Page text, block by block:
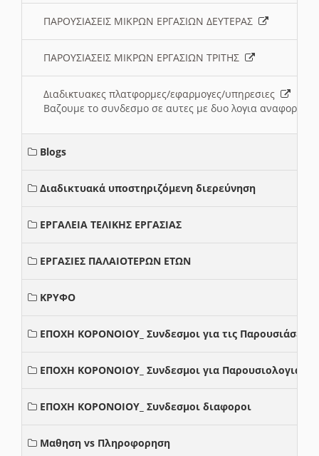
ΠΑΡΟΥΣΙΑΣΕΙΣ ΜΙΚΡΩΝ ΕΡΓΑΣΙΩΝ ΔΕΥΤΕΡΑΣ
ΠΑΡΟΥΣΙΑΣΕΙΣ ΜΙΚΡΩΝ ΕΡΓΑΣΙΩΝ ΤΡΙΤΗΣ
Διαδικτυακες πλατφορμες/εφαρμογες/υπηρεσιες
Βαζουμε το συνδεσμο σε αυτες με δυο λογια αναφορικα
Blogs
Διαδικτυακά υποστηριζόμενη διερεύνηση
ΕΡΓΑΛΕΙΑ ΤΕΛΙΚΗΣ ΕΡΓΑΣΙΑΣ
ΕΡΓΑΣΙΕΣ ΠΑΛΑΙΟΤΕΡΩΝ ΕΤΩΝ
ΚΡΥΦΟ
ΕΠΟΧΗ ΚΟΡΟΝΟΙΟΥ_ Συνδεσμοι για τις Παρουσιάσεις
ΕΠΟΧΗ ΚΟΡΟΝΟΙΟΥ_ Συνδεσμοι για Παρουσιολογια
ΕΠΟΧΗ ΚΟΡΟΝΟΙΟΥ_ Συνδεσμοι διαφοροι
Μαθηση vs Πληροφορηση